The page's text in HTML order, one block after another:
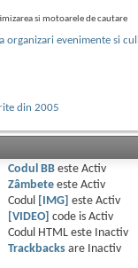
si motoarele de cautare
organizari evenimente si
din 2005
Codul BBeste Activ
Zâmbeteeste Activ
Codul
[IMG] este Activ
[VIDEO]
code is Activ
Codul HTML este
Inactiv
Trackbacksare
Inactiv